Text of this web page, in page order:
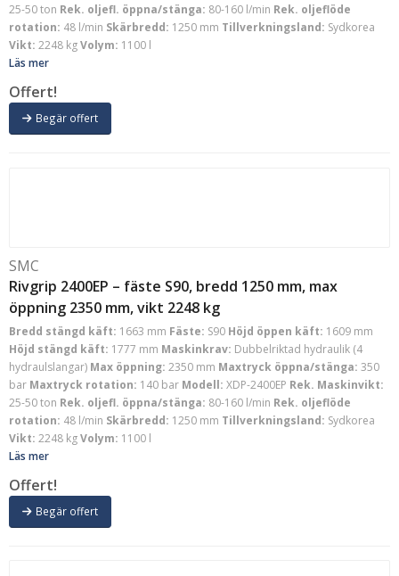
25-50 ton Rek. oljefl. öppna/stänga: 80-160 l/min Rek. oljeflöde
rotation: 48 l/min Skärbredd: 1250 mm Tillverkningsland: Sydkorea
Vikt: 2248 kgVolym: 1100 l
Läs mer
Offert!
Begär offert
SMC
Rivgrip 2400EP – fäste S90, bredd 1250 mm, max
öppning 2350 mm, vikt 2248 kg
Bredd stängd käft: 1663 mm Fäste: S90 Höjd öppen käft: 1609 mm
Höjd stängd käft: 1777 mm Maskinkrav: Dubbelriktad hydraulik (4
hydraulslangar) Max öppning: 2350 mm Maxtryck öppna/stänga: 350
bar Maxtryck rotation: 140 bar Modell: XDP-2400EP Rek. Maskinvikt:
25-50 ton Rek. oljefl. öppna/stänga: 80-160 l/min Rek. oljeflöde
rotation: 48 l/min Skärbredd: 1250 mm Tillverkningsland: Sydkorea
Vikt: 2248 kgVolym: 1100 l
Läs mer
Offert!
Begär offert